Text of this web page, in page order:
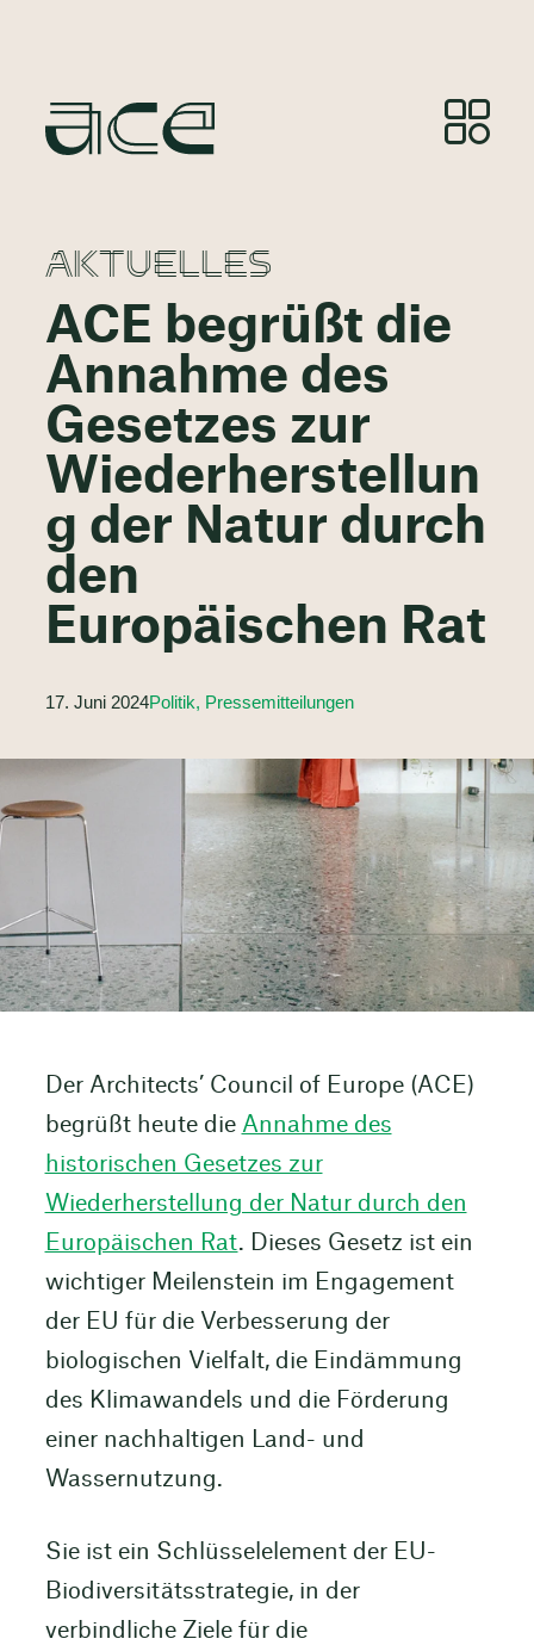
AKTUELLES
ACE begrüßt die
Annahme des
Gesetzes zur
Wiederherstellun
g der Natur durch
den
Europäischen Rat
17. Juni 2024Politik, Pressemitteilungen
Der Architects’ Council of Europe (ACE)
begrüßt heute die Annahme des
historischen Gesetzes zur
Wiederherstellung der Natur durch den
Europäischen Rat. Dieses Gesetz ist ein
wichtiger Meilenstein im Engagement
der EU für die Verbesserung der
biologischen Vielfalt, die Eindämmung
des Klimawandels und die Förderung
einer nachhaltigen Land- und
Wassernutzung.
Sie ist ein Schlüsselelement der EU-
Biodiversitätsstrategie, in der
verbindliche Ziele für die